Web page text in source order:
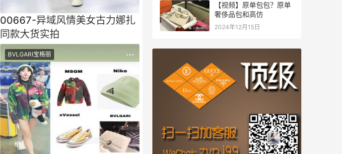
00667-异域风情美女古力娜扎
同款大货实拍
BVLGARI宝格丽
【视频】原单包包？原单
奢侈品包和高仿
2024年12月15日